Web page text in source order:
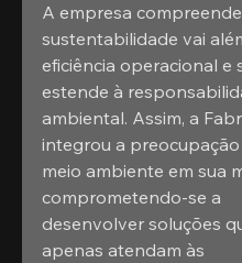
A empresa
sustentabilidade vai
eficiência operacional e
estende à
ambiental. Assim, a
integrou a
meio ambiente em sua
comprometendo-se a
desenvolver soluções
apenas atendam às